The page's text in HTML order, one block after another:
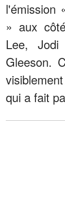
l'émission
» aux
Lee, Jodi
Gleeson.
qui a fait